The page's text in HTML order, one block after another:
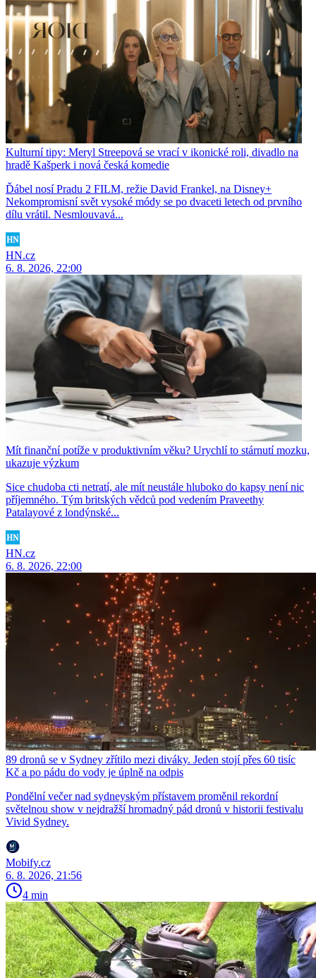
Kulturní tipy: Meryl Streepová se vrací v ikonické roli, divadlo na
hradě Kašperk i nová česká komedie
Ďábel nosí Pradu 2 FILM, režie David Frankel, na Disney+
Nekompromisní svět vysoké módy se po dvaceti letech od prvního
dílu vrátil. Nesmlouvavá...
HN.cz
6. 8. 2026, 22:00
Mít finanční potíže v produktivním věku? Urychlí to stárnutí mozku,
ukazuje výzkum
Sice chudoba cti netratí, ale mít neustále hluboko do kapsy není nic
příjemného. Tým britských vědců pod vedením Praveethy
Patalayové z londýnské...
HN.cz
6. 8. 2026, 22:00
89 dronů se v Sydney zřítilo mezi diváky. Jeden stojí přes 60 tisíc
Kč a po pádu do vody je úplně na odpis
Pondělní večer nad sydneyským přístavem proměnil rekordní
světelnou show v nejdražší hromadný pád dronů v historii festivalu
Vivid Sydney.
Mobify.cz
6. 8. 2026, 21:56
4 min